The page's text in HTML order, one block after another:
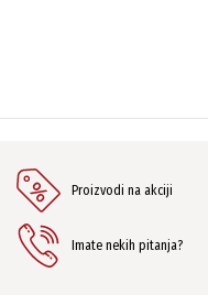
(2)
Proizvodi na akciji
Imate nekih pitanja?